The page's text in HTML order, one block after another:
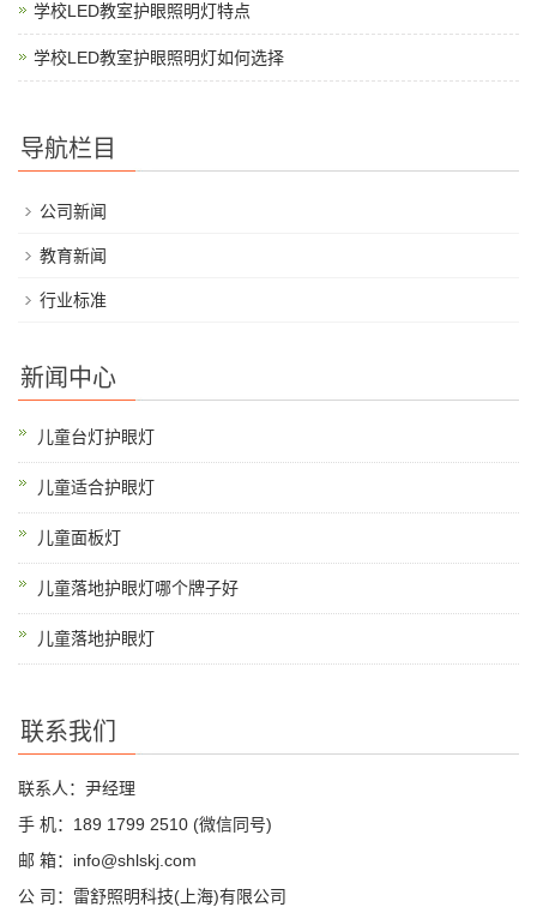
学校LED教室护眼照明灯特点
学校LED教室护眼照明灯如何选择
导航栏目
公司新闻
教育新闻
行业标准
新闻中心
儿童台灯护眼灯
儿童适合护眼灯
儿童面板灯
儿童落地护眼灯哪个牌子好
儿童落地护眼灯
联系我们
联系人：尹经理
手 机：189 1799 2510 (微信同号)
邮 箱：info@shlskj.com
公 司：雷舒照明科技(上海)有限公司